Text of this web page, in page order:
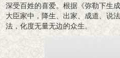
深受百姓的喜爱。根据《弥勒下生成
大臣家中，降生、出家、成道、说
法，化度无量无边的众生。